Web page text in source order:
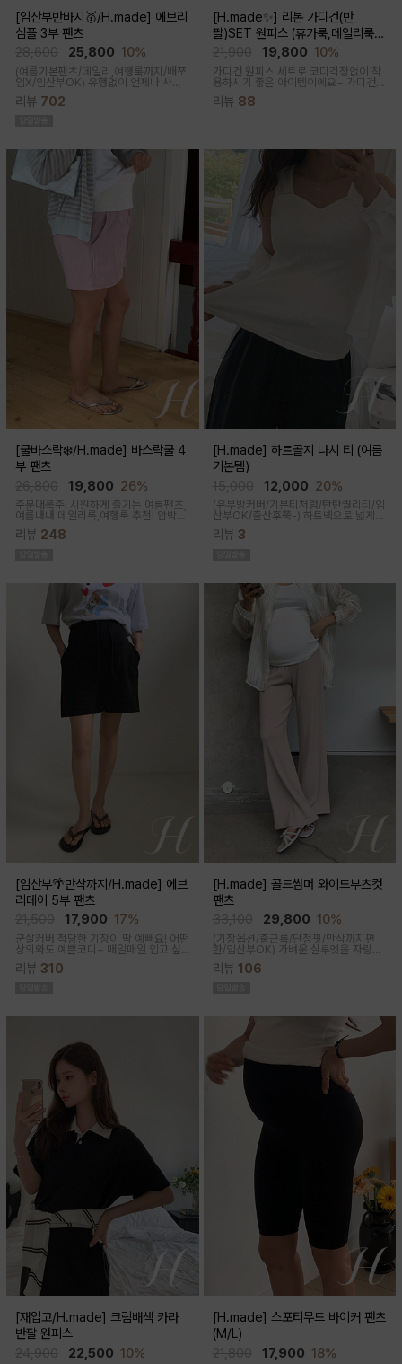
[임산부반바지🥇/H.made] 에브리
심플 3부 팬츠
25,800 10%
(여름기본팬츠/데일리,여행룩까지/배쪼
임X/임산부OK) 유행없이 언제나 사랑
받는 BASIC! 심플하고 베이직한 디자
인이라유행 걱정 없이 매 시즌마다꺼내
리뷰 702
[H.made✨] 리본 가디건(반
팔)SET 원피스 (휴가룩,데일리룩/
체형완벽커버/임산부,출산후 누구나
OK)
19,800 10%
가디건 원피스 세트로 코디걱정없이 착
용하시기 좋은 아이템이에요~ 가디건
꾸안꾸룩으로 활용하기 좋아요
리뷰 88
[쿨바스락❄️/H.made] 바스락쿨 4
부 팬츠
19,800 26%
주문대폭주! 시원하게 즐기는 여름팬츠,
여름내내 데일리룩,여행룩 추천! 압박없
이 편안한 임부복대, 캐쥬얼한 무드의 편
안한 팬츠에요!바스락거리는 매끈한 원
리뷰 248
[H.made] 하트골지 나시 티 (여름
기본템)
12,000 20%
(유부방커버/기본티처럼/탄탄퀄리티/임
산부OK/출산후쭉-) 하트넥으로 넓게
파져 은은한 쇄골 노출이 여성스러운 실
루엣이 되고 넓은 암홀로 끼임이나 답답
리뷰 3
[임산부🌴만삭까지/H.made] 에브
리데이 5부 팬츠
17,900 17%
군살커버 적당한 기장이 딱 예뻐요! 어떤
상의와도 예쁜코디~ 매일매일 입고 싶
한 5부 기장감으로 군살커버
리뷰 310
[H.made] 콜드썸머 와이드부츠컷
팬츠
29,800 10%
(기장옵션/출근룩/단정핏/만삭까지편
한/임산부OK) 가벼운 실루엣을 자랑하
단감과 디자인으로 쾌적하게 착용돼요
리뷰 106
[재입고/H.made] 크림배색 카라
반팔 원피스
22,500 10%
[H.made] 스포티무드 바이커 팬츠
(M/L)
17,900 18%